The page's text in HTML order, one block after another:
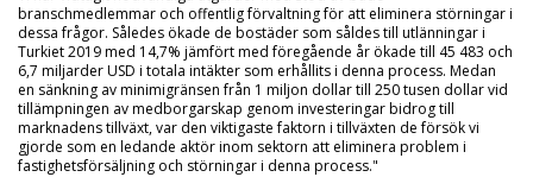
branschmedlemmar och offentlig förvaltning för att eliminera störningar i
dessa frågor. Således ökade de bostäder som såldes till utlänningar i
Turkiet 2019 med 14,7% jämfört med föregående år ökade till 45 483 och
6,7 miljarder USD i totala intäkter som erhållits i denna process. Medan
en sänkning av minimigränsen från 1 miljon dollar till 250 tusen dollar vid
tillämpningen av medborgarskap genom investeringar bidrog till
marknadens tillväxt, var den viktigaste faktorn i tillväxten de försök vi
gjorde som en ledande aktör inom sektorn att eliminera problem i
fastighetsförsäljning och störningar i denna process."